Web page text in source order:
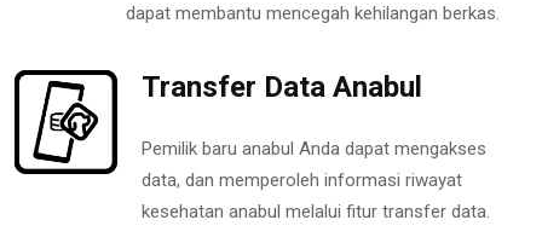
dapat membantu mencegah kehilangan berkas.
Transfer Data Anabul
Pemilik baru anabul Anda dapat mengakses
data, dan memperoleh informasi riwayat
kesehatan anabul melalui fitur transfer data.